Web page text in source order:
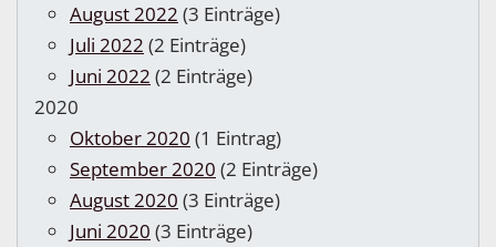
August 2022 (3 Einträge)
Juli 2022 (2 Einträge)
Juni 2022 (2 Einträge)
2020
Oktober 2020 (1 Eintrag)
September 2020 (2 Einträge)
August 2020 (3 Einträge)
Juni 2020 (3 Einträge)